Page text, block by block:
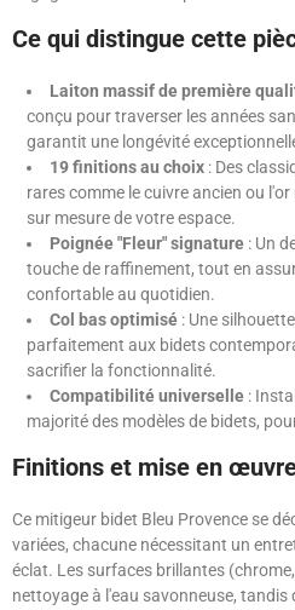
Ce qui distingue cette
Laiton massif de première
conçu pour traverser les années
garantit une longévité
19 finitions au choix : Des
rares comme le cuivre ancien ou
sur mesure de votre espace.
Poignée "Fleur" signature : Un
touche de raffinement, tout en
confortable au quotidien.
Col bas optimisé : Une
parfaitement aux bidets
sacrifier la fonctionnalité.
Compatibilité universelle :
majorité des modèles de bidets,
Finitions et mise en
Ce mitigeur bidet Bleu Provence se
variées, chacune nécessitant un
éclat. Les surfaces brillantes
nettoyage à l'eau savonneuse,